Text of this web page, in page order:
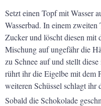
Setzt einen Topf mit Wasser
Wasserbad. In einem
Zucker und löscht diesen mit
Mischung auf ungefähr die
zu Schnee auf und stellt
rührt ihr die Eigelbe mit dem
weiteren Schüssel schlagt ihr
Sobald die Schokolade